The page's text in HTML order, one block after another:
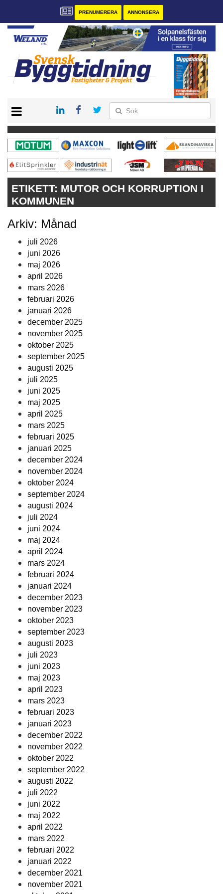
PRENUMERERA ANNONSERA
PRENUMERERA
VÅRA ANDRA MAGASIN
ANNONSERA
KONTAKT
ETIKETT: MUTOR OCH KORRUPTION I
KOMMUNEN
Arkiv: Månad
juli 2026
juni 2026
maj 2026
april 2026
mars 2026
februari 2026
januari 2026
december 2025
november 2025
oktober 2025
september 2025
augusti 2025
juli 2025
juni 2025
maj 2025
april 2025
mars 2025
februari 2025
januari 2025
december 2024
november 2024
oktober 2024
september 2024
augusti 2024
juli 2024
juni 2024
maj 2024
april 2024
mars 2024
februari 2024
januari 2024
december 2023
november 2023
oktober 2023
september 2023
augusti 2023
juli 2023
juni 2023
maj 2023
april 2023
mars 2023
februari 2023
januari 2023
december 2022
november 2022
oktober 2022
september 2022
augusti 2022
juli 2022
juni 2022
maj 2022
april 2022
mars 2022
februari 2022
januari 2022
december 2021
november 2021